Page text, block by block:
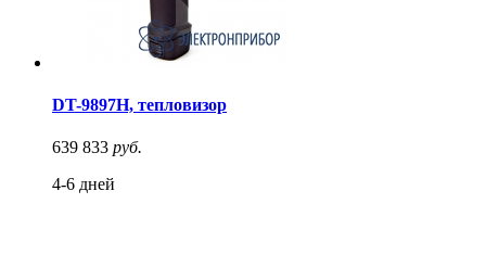
DT-9897H, тепловизор
639 833 руб.
4-6 дней